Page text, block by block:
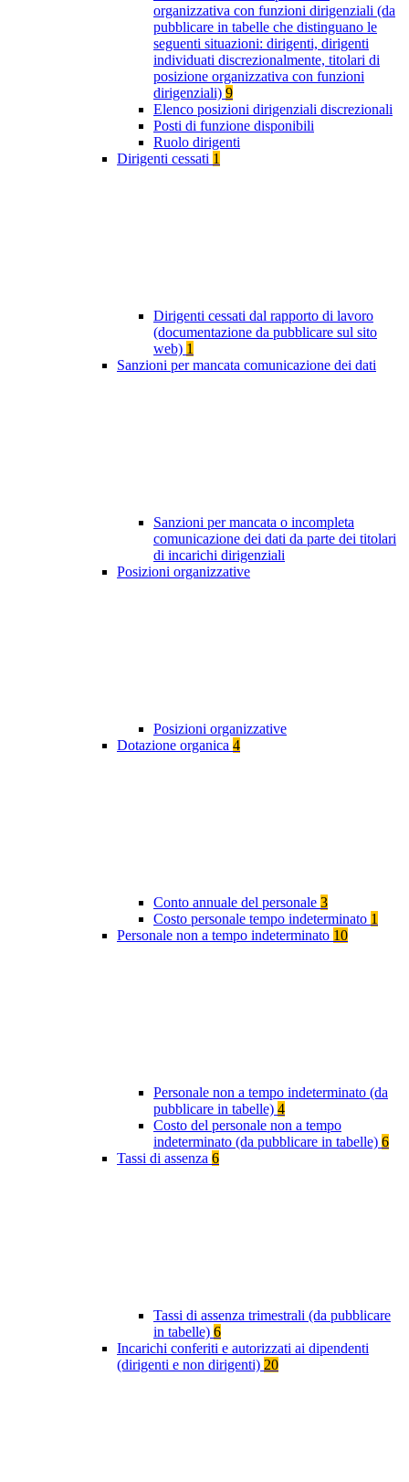
organizzativa con funzioni dirigenziali (da
pubblicare in tabelle che distinguano le
seguenti situazioni: dirigenti, dirigenti
individuati discrezionalmente, titolari di
posizione organizzativa con funzioni
dirigenziali) 9
Elenco posizioni dirigenziali discrezionali
Posti di funzione disponibili
Ruolo dirigenti
Dirigenti cessati 1
Dirigenti cessati dal rapporto di lavoro
(documentazione da pubblicare sul sito
web) 1
Sanzioni per mancata comunicazione dei dati
Sanzioni per mancata o incompleta
comunicazione dei dati da parte dei titolari
di incarichi dirigenziali
Posizioni organizzative
Posizioni organizzative
Dotazione organica 4
Conto annuale del personale 3
Costo personale tempo indeterminato 1
Personale non a tempo indeterminato 10
Personale non a tempo indeterminato (da
pubblicare in tabelle) 4
Costo del personale non a tempo
indeterminato (da pubblicare in tabelle) 6
Tassi di assenza 6
Tassi di assenza trimestrali (da pubblicare
in tabelle) 6
Incarichi conferiti e autorizzati ai dipendenti
(dirigenti e non dirigenti) 20